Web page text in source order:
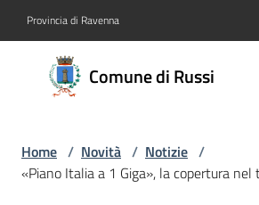
Provincia di Ravenna
Comune di Russi
Comune
di Russi
Amministrazione
Home / Novità / Notizie /
«Piano Italia a 1 Giga», la copertura nel